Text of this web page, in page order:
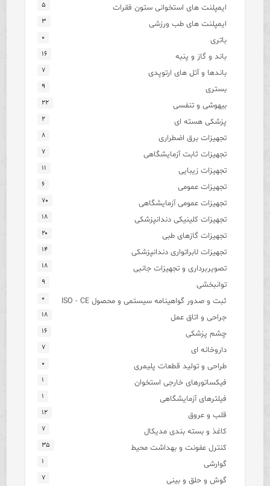
ایمپلنت های استخوانی ستون فقرات ۵
ایمپلنت های طب ورزشی ۳
باتری ۰
باند و گاز و پنبه ۱۶
باندها و آتل های ارتوپدی ۷
بستری ۹
بیهوشی و تنفسی ۲۲
پزشکی هسته ای ۲
تجهیزات برق اضطراری ۸
تجهیزات ثابت آزمایشگاهی ۷
تجهیزات زیبایی ۱۱
تجهیزات عمومی ۶
تجهیزات عمومی آزمایشگاهی ۷۰
تجهیزات کلینیکی دندانپزشکی ۱۸
تجهیزات گازهای طبی ۲۰
تجهیزات لابراتواری دندانپزشکی ۱۴
تصویربرداری و تجهیزات جانبی ۱۸
توانبخشی ۹
ثبت و صدور گواهینامه سیستمی و محصول ISO - CE ۰
جراحی و اتاق عمل ۱۸
چشم پزشکی ۱۶
داروخانه ای ۷
طراحی و تولید قطعات پلیمری ۰
فیکساتورهای خارجی استخوان ۱
فیلترهای آزمایشگاهی ۱
قلب و عروق ۱۲
کاغذ و بسته بندی مدیکال ۷
کنترل عفونت و بهداشت محیط ۳۵
گوارشی ۱
گوش و حلق و بینی ۷